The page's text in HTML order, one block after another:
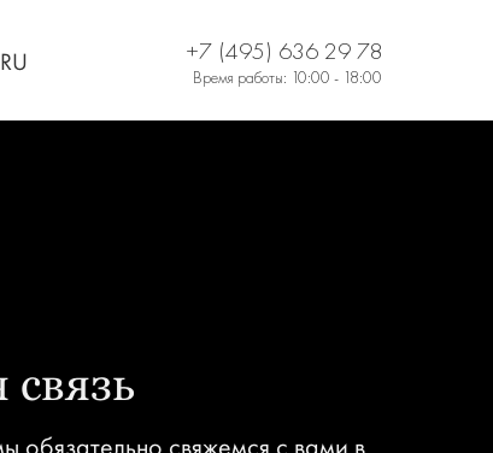
RU +7 (495) 636 29 78
Время работы: 10:00 - 18:00